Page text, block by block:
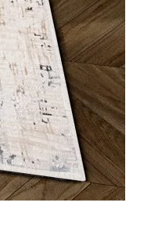
de cookies individuels.
Accepter tout